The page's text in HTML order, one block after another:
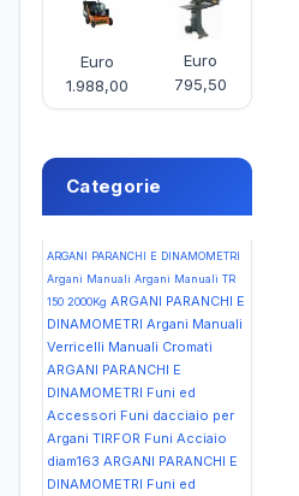
Euro
1.988,00
Euro
795,50
Categorie
ARGANI PARANCHI E DINAMOMETRI
Argani Manuali Argani Manuali TR
150 2000Kg ARGANI PARANCHI E
DINAMOMETRI Argani Manuali
Verricelli Manuali Cromati
ARGANI PARANCHI E
DINAMOMETRI Funi ed
Accessori Funi dacciaio per
Argani TIRFOR Funi Acciaio
diam163 ARGANI PARANCHI E
DINAMOMETRI Funi ed